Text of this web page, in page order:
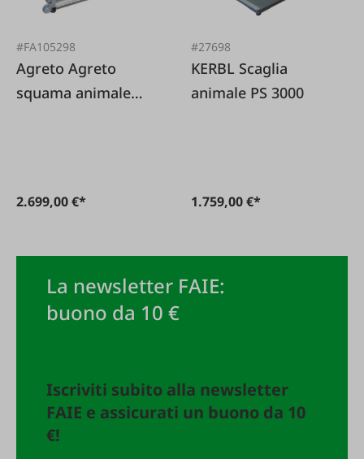
#FA105298
Agreto Agreto
squama animale
2.699,00 €*
#27698
KERBL Scaglia
animale PS 3000
1.759,00 €*
La newsletter FAIE:
buono da 10 €
Iscriviti subito alla newsletter
FAIE e assicurati un buono da 10
€!